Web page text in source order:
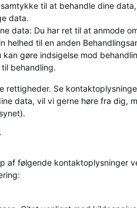
til at behandle dine
data.
data: Du har ret til at anmode
helhed til en anden
kan gøre indsigelse mod
behandling.
rettigheder. Se
data, vil vi gerne høre fra dig,
af følgende kontaktoplysninger